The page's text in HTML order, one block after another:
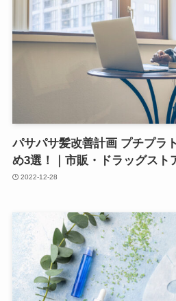
パサパサ髪改善計画 プチプラ
め3選！｜市販・ドラッグスト
2022-12-28